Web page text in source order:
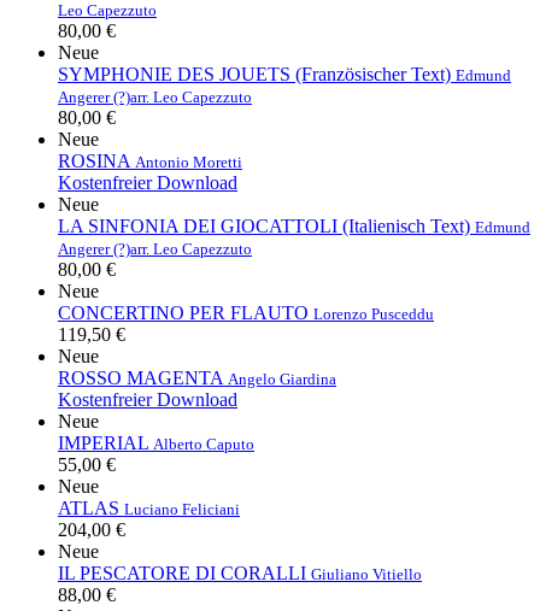
Leo Capezzuto
80,00 €
Neue
SYMPHONIE DES JOUETS (Französischer Text) Edmund
Angerer (?)arr. Leo Capezzuto
80,00 €
Neue
ROSINA Antonio Moretti
Kostenfreier Download
Neue
LA SINFONIA DEI GIOCATTOLI (Italienisch Text) Edmund
Angerer (?)arr. Leo Capezzuto
80,00 €
Neue
CONCERTINO PER FLAUTO Lorenzo Pusceddu
119,50 €
Neue
ROSSO MAGENTA Angelo Giardina
Kostenfreier Download
Neue
IMPERIAL Alberto Caputo
55,00 €
Neue
ATLAS Luciano Feliciani
204,00 €
Neue
IL PESCATORE DI CORALLI Giuliano Vitiello
88,00 €